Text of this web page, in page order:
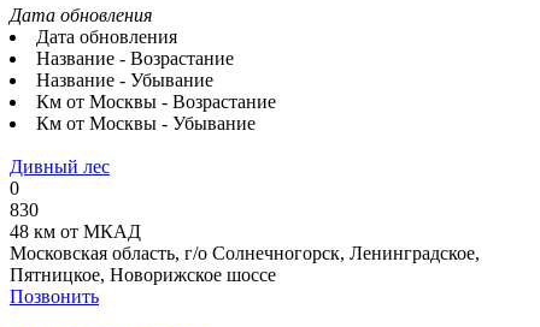
Дата обновления
Дата обновления
Название - Возрастание
Название - Убывание
Км от Москвы - Возрастание
Км от Москвы - Убывание
Дивный лес
0
830
48 км от МКАД
Московская область, г/о Солнечногорск, Ленинградское,
Пятницкое, Новорижское шоссе
Позвонить